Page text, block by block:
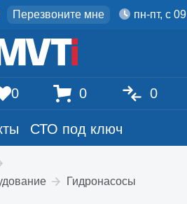
Перезвоните мне пн-пт, с
СТО под ключ
0 0 0
Гидронасосы